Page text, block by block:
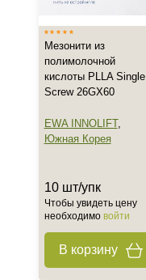
Мезонити из
полимолочной
кислоты PLLA Single
Screw 26GX60
EWA INNOLIFT,
Южная Корея
10 шт/упк
Чтобы увидеть цену
необходимо войти
В корзину